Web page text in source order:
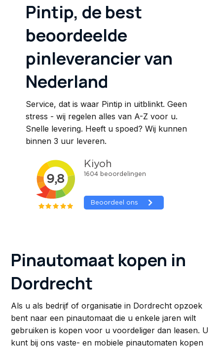
Pintip, de best
beoordeelde
pinleverancier van
Nederland
Service, dat is waar Pintip in uitblinkt. Geen
stress - wij regelen alles van A-Z voor u.
Snelle levering. Heeft u spoed? Wij kunnen
binnen 3 uur leveren.
Pinautomaat kopen in
Dordrecht
Als u als bedrijf of organisatie in Dordrecht opzoek
bent naar een pinautomaat die u enkele jaren wilt
gebruiken is kopen voor u voordeliger dan leasen. U
kunt bij ons vaste- en mobiele pinautomaten kopen